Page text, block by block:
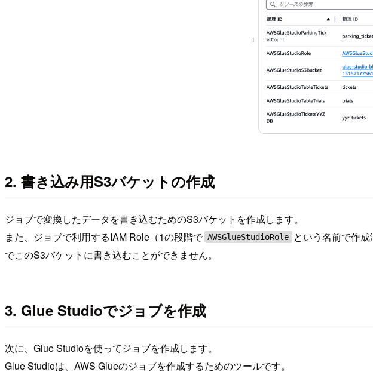
2. 書き込み用S3バケットの作成
ジョブで変換したデータを書き込むためのS3バケットを作成します。
また、ジョブで利用するIAM Role（1の段階で AWSGlueStudioRole
という名前で作
でこのS3バケットに書き込むことができません。
3. Glue Studioでジョブを作成
次に、Glue Studioを使ってジョブを作成します。
Glue Studioは、AWS Glueのジョブを作成するためのツールです。